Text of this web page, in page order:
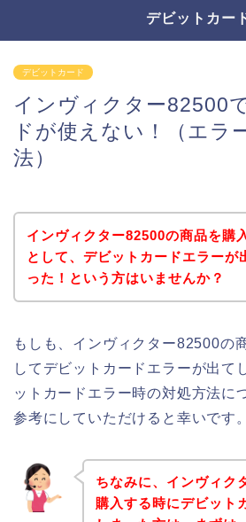
デビットカー
デビットカード
インヴィクター82500
ドが使えない！（エラ
法）
インヴィクター82500の商品を購
として、デビットカードエラーが
った！という方はいませんか？
もしも、インヴィクター82500の
してデビットカードエラーが出て
ットカードエラー時の対処方法に
参考にしていただけると幸いです。
ちなみに、インヴィク
購入する時にデビット